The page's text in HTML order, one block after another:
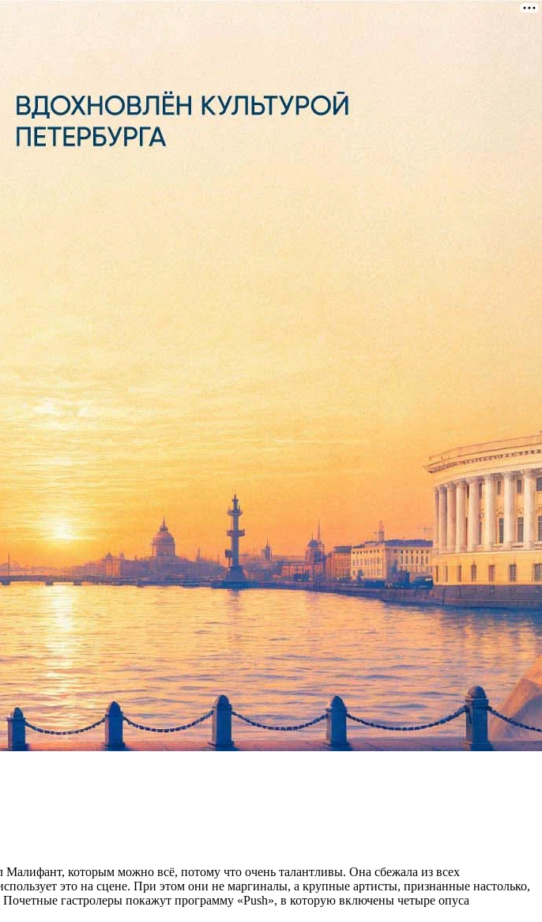
которым можно всё, потому что очень талантливы. Она сбежала из всех
это на сцене. При этом они не маргиналы, а крупные артисты, признанные настолько,
гастролеры покажут программу «Push», в которую включены четыре опуса